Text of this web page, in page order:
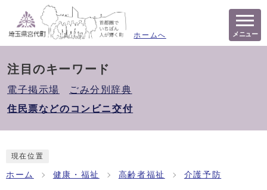
ホームへ メニュー
注目のキーワード
電子掲示場
ごみ分別辞典
住民票などのコンビニ交付
現在位置
ホーム 健康・福祉 高齢者福祉 介護予防